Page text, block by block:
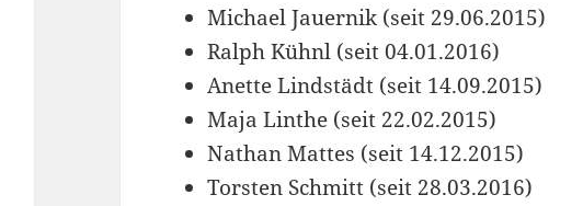
Michael Jauernik (seit 29.06.2015)
Ralph Kühnl (seit 04.01.2016)
Anette Lindstädt (seit 14.09.2015)
Maja Linthe (seit 22.02.2015)
Nathan Mattes (seit 14.12.2015)
Torsten Schmitt (seit 28.03.2016)